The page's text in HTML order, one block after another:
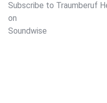
Subscribe to Traumberuf
on
Soundwise